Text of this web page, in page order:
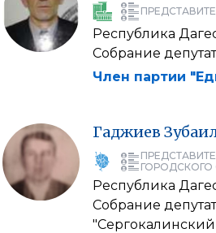
Республика
Собрание
Член партии
Гаджиев
ГОРОДСКОГО
Республика
Собрание